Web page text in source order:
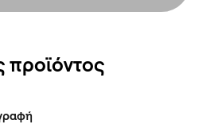
προϊόντος